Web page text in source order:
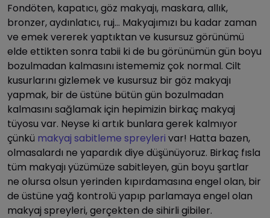
Fondöten, kapatıcı, göz makyajı, maskara, allık,
bronzer, aydınlatıcı, ruj… Makyajımızı bu kadar zaman
ve emek vererek yaptıktan ve kusursuz görünümü
elde ettikten sonra tabii ki de bu görünümün gün boyu
bozulmadan kalmasını istememiz çok normal. Cilt
kusurlarını gizlemek ve kusursuz bir göz makyajı
yapmak, bir de üstüne bütün gün bozulmadan
kalmasını sağlamak için hepimizin birkaç makyaj
tüyosu var. Neyse ki artık bunlara gerek kalmıyor
çünkü makyaj sabitleme spreyleri var! Hatta bazen,
olmasalardı ne yapardık diye düşünüyoruz. Birkaç fısla
tüm makyajı yüzümüze sabitleyen, gün boyu şartlar
ne olursa olsun yerinden kıpırdamasına engel olan, bir
de üstüne yağ kontrolü yapıp parlamaya engel olan
makyaj spreyleri, gerçekten de sihirli gibiler.